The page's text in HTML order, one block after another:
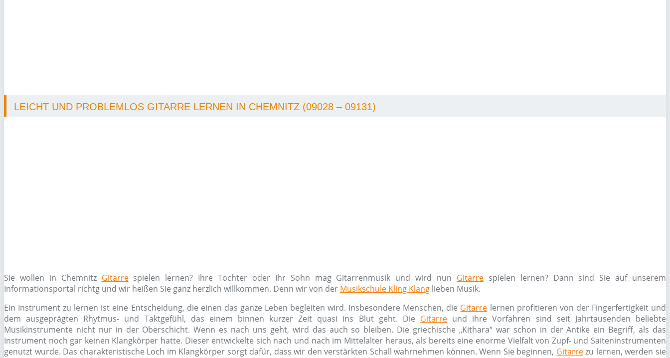
LEICHT UND PROBLEMLOS GITARRE LERNEN IN CHEMNITZ (09028 – 09131)
Sie wollen in Chemnitz Gitarrespielen lernen? Ihre Tochter oder Ihr Sohn mag Gitarrenmusik und wird nun Gitarrespielen lernen? Dann sind Sie auf unserem
Informationsportal richtg und wir heißen Sie ganz herzlich willkommen. Denn wir von der Musikschule Kling Klang lieben Musik.
Ein Instrument zu lernen ist eine Entscheidung, die einen das ganze Leben begleiten wird. Insbesondere Menschen, die Gitarre lernen profitieren von der Fingerfertigkeit und
dem ausgeprägten Rhytmus- und Taktgefühl, das einem binnen kurzer Zeit quasi ins Blut geht. Die Gitarre und ihre Vorfahren sind seit Jahrtausenden beliebte
Musikinstrumente nicht nur in der Oberschicht. Wenn es nach uns geht, wird das auch so bleiben. Die griechische „Kithara“ war schon in der Antike ein Begriff, als das
Instrument noch gar keinen Klangkörper hatte. Dieser entwickelte sich nach und nach im Mittelalter heraus, als bereits eine enorme Vielfalt von Zupf- und Saiteninstrumenten
genutzt wurde. Das charakteristische Loch im Klangkörper sorgt dafür, dass wir den verstärkten Schall wahrnehmen können. Wenn Sie beginnen, Gitarrezu lernen, werden sie